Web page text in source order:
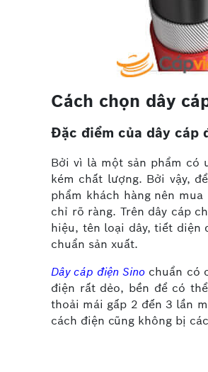
Cách chọn dây
Đặc điểm của dây cáp
Bởi vì là một sản phẩm có
kém chất lượng. Bởi vậy,
phẩm khách hàng nên
chỉ rõ ràng. Trên dây cáp
hiệu, tên loại dây, tiết diện
chuẩn sản xuất.
Dây cáp điện Sino chuẩn có
điện rất dẻo, bền để có
thoải mái gấp 2 đến 3 lần
cách điện cũng không bị